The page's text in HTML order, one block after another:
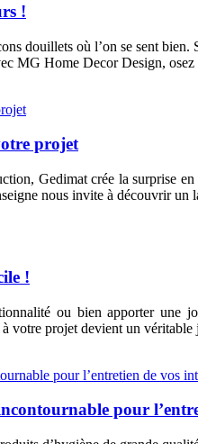
!
douillets où l’on se sent
MG Home Decor Design,
projet
Gedimat crée la surprise
nous invite à découvrir
!
ou bien apporter une
votre projet devient un véritable
pour